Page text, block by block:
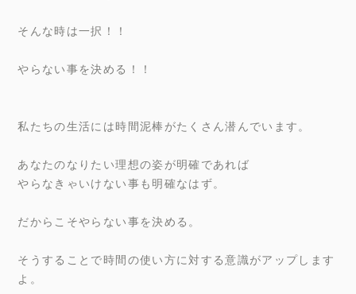
そんな時は一択！！
やらない事を決める！！
私たちの生活には時間泥棒がたくさん潜んでいます。
あなたのなりたい理想の姿が明確であれば
やらなきゃいけない事も明確なはず。
だからこそやらない事を決める。
そうすることで時間の使い方に対する意識がアップします
よ。